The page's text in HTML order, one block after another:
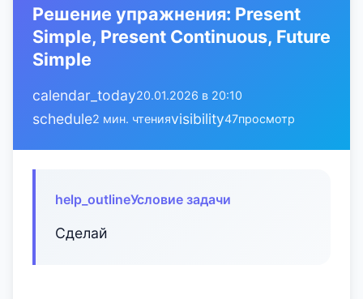
Решение упражнения: Present
Simple, Present Continuous, Future
Simple
calendar_today20.01.2026 в 20:10
schedule2 мин. чтенияvisibility47просмотр
help_outlineУсловие задачи
Сделай